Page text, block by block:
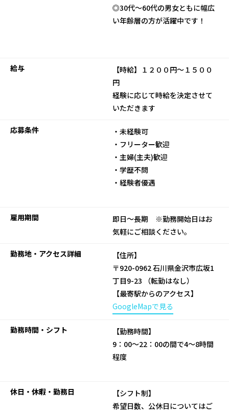
◎30代～60代の男女ともに幅広
い年齢層の方が活躍中です！
給与
【時給】１２００円～１５００
円
経験に応じて時給を決定させて
いただきます
応募条件
・未経験可
・フリーター歓迎
・主婦(主夫)歓迎
・学歴不問
・経験者優遇
雇用期間
即日～長期 ※勤務開始日はお
気軽にご相談ください。
勤務地・アクセス詳細
【住所】
〒920-0962 石川県金沢市広坂1
丁目9-23 （転勤はなし）
【最寄駅からのアクセス】
GoogleMapで見る
勤務時間・シフト
【勤務時間】
9：00～22：00の間で4～8時間
程度
休日・休暇・勤務日
【シフト制】
希望日数、公休日についてはご